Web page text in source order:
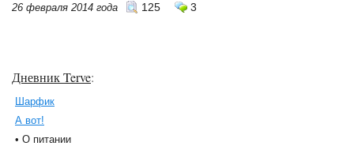
26 февраля 2014 года 125 3
Дневник Terve:
Шарфик
А вот!
• О питании